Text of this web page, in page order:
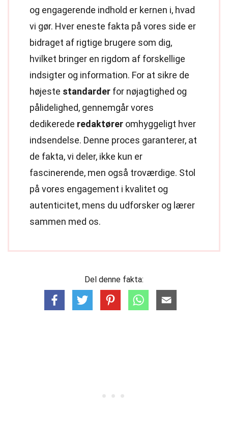
og engagerende indhold er kernen i, hvad
vi gør. Hver eneste fakta på vores side er
bidraget af rigtige brugere som dig,
hvilket bringer en rigdom af forskellige
indsigter og information. For at sikre de
højeste standarder for nøjagtighed og
pålidelighed, gennemgår vores
dedikerede redaktører omhyggeligt hver
indsendelse. Denne proces garanterer, at
de fakta, vi deler, ikke kun er
fascinerende, men også troværdige. Stol
på vores engagement i kvalitet og
autenticitet, mens du udforsker og lærer
sammen med os.
Del denne fakta: